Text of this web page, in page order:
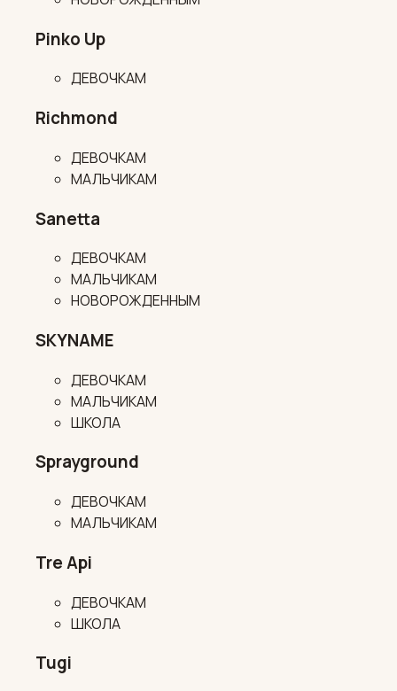
Pinko Up
ДЕВОЧКАМ
Richmond
ДЕВОЧКАМ
МАЛЬЧИКАМ
Sanetta
ДЕВОЧКАМ
МАЛЬЧИКАМ
НОВОРОЖДЕННЫМ
SKYNAME
ДЕВОЧКАМ
МАЛЬЧИКАМ
ШКОЛА
Sprayground
ДЕВОЧКАМ
МАЛЬЧИКАМ
Tre Api
ДЕВОЧКАМ
ШКОЛА
Tugi